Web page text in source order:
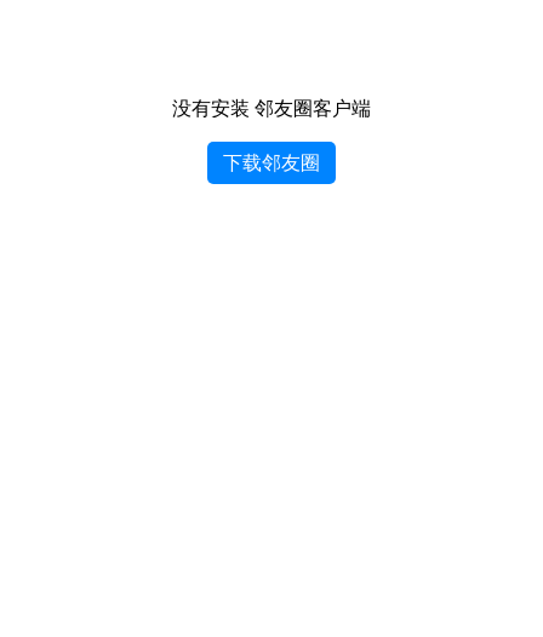
没有安装 邻友圈客户端
下载邻友圈